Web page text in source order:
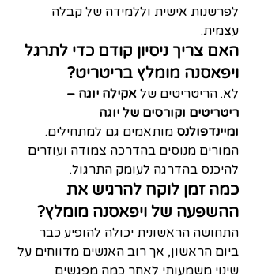
לפרשנות אישית וללמידה של קבלה
עצמית.
האם צריך ניסיון קודם כדי לתרגל
ויפאסנה מומלץ בריטריט?
לא. הריטריטים של אקילה יוגה –
ריטריטים וקורסים של יוגה
ומיינדפולנס מותאמים גם למתחילים.
המורים מנוסים בהדרכה צמודה ועוזרים
להיכנס בהדרגה לעומק התרגול.
כמה זמן לוקח להרגיש את
ההשפעה של ויפאסנה מומלץ?
התחושה הראשונית יכולה להופיע כבר
ביום הראשון, אך רוב האנשים מדווחים על
שינוי משמעותי לאחר כמה מפגשים